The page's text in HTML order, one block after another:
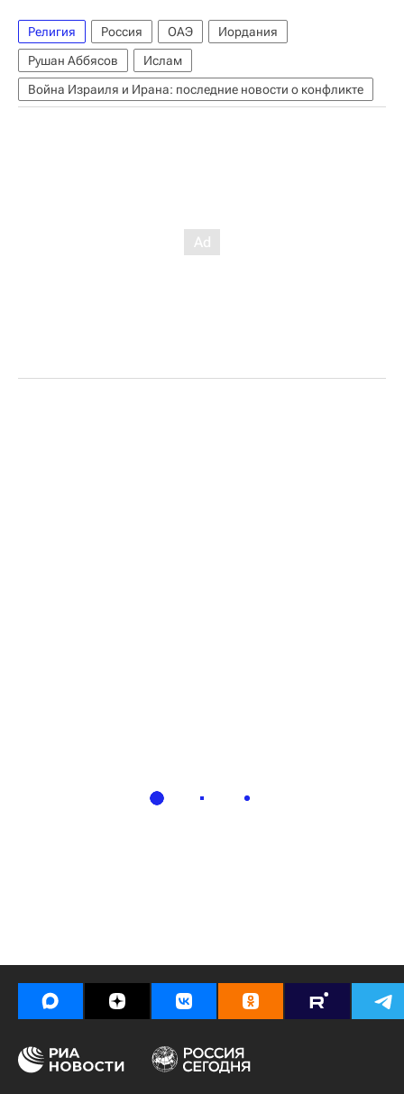
Религия Россия ОАЭ
Иордания
Рушан Аббясов
Ислам
Война Израиля и Ирана: последние новости о конфликте